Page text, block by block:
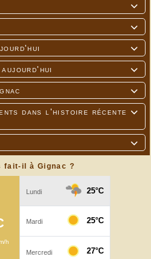






dans l'histoire récente

fait-il à Gignac ?